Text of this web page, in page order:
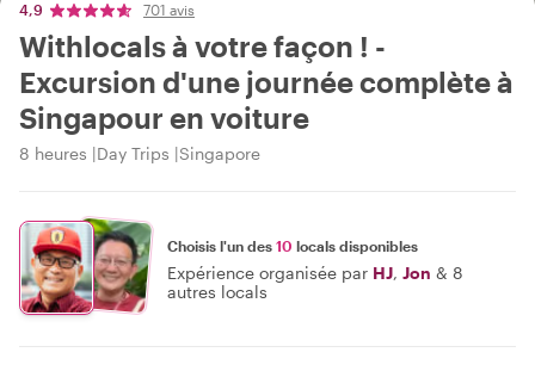
4,9 701 avis
Withlocals à votre façon ! -
Excursion d'une journée complète à
Singapour en voiture
8 heures Day Trips Singapore
Choisis l'un des 10 locals disponibles
Expérience organisée par HJ, Jon & 8
autres locals